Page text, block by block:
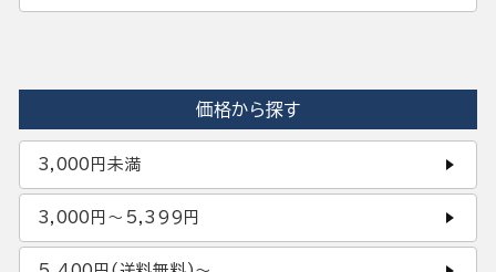
価格から探す
3,000円未満
3,000円〜5,399円